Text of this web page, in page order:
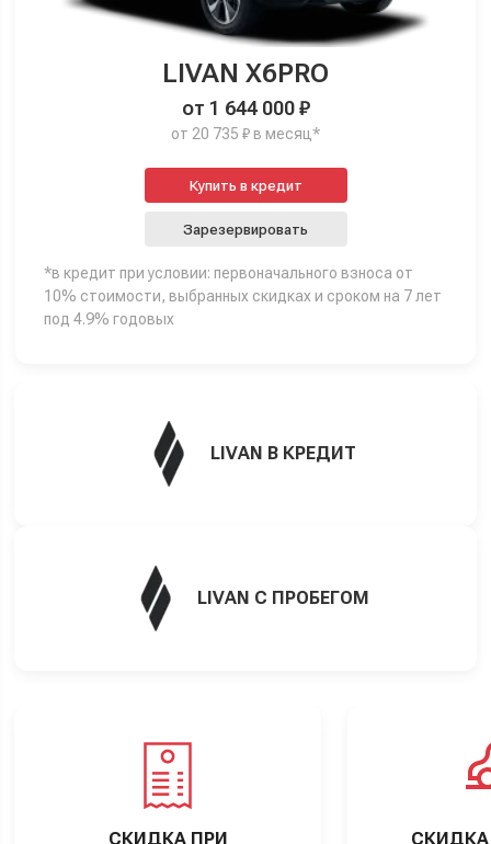
LIVAN X6PRO
от 1 644 000 ₽
от 20 735 ₽ в месяц*
Купить в кредит
Зарезервировать
*в кредит при условии: первоначального взноса от
10% стоимости, выбранных скидках и сроком на 7 лет
под 4.9% годовых
LIVAN В КРЕДИТ
LIVAN С ПРОБЕГОМ
СКИДКА ПРИ
СКИДКА